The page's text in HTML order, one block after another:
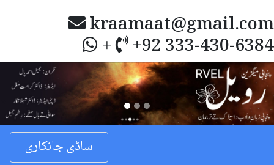
kraamaat@gmail.com
+ +92 333-430-6384
Previous
ساڈی جانکاری